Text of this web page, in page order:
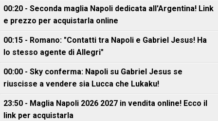
00:20 - Seconda maglia Napoli dedicata all'Argentina! Link
e prezzo per acquistarla online
00:15 - Romano: "Contatti tra Napoli e Gabriel Jesus! Ha
lo stesso agente di Allegri"
00:00 - Sky conferma: Napoli su Gabriel Jesus se
riuscisse a vendere sia Lucca che Lukaku!
23:50 - Maglia Napoli 2026 2027 in vendita online! Ecco il
link per acquistarla